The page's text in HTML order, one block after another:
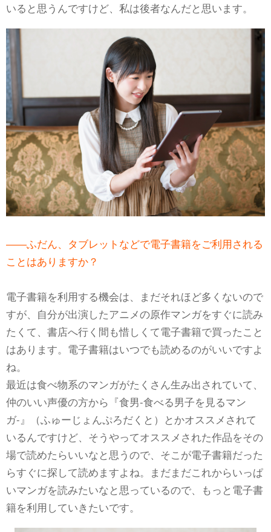
いると思うんですけど、私は後者なんだと思います。
――ふだん、タブレットなどで電子書籍をご利用される
ことはありますか？
電子書籍を利用する機会は、まだそれほど多くないので
すが、自分が出演したアニメの原作マンガをすぐに読み
たくて、書店へ行く間も惜しくて電子書籍で買ったこと
はあります。電子書籍はいつでも読めるのがいいですよ
ね。
最近は食べ物系のマンガがたくさん生み出されていて、
仲のいい声優の方から『食男-食べる男子を見るマン
ガ-』（ふゅーじょんぷろだくと）とかオススメされて
いるんですけど、そうやってオススメされた作品をその
場で読めたらいいなと思うので、そこが電子書籍だった
らすぐに探して読めますよね。まだまだこれからいっぱ
いマンガを読みたいなと思っているので、もっと電子書
籍を利用していきたいです。